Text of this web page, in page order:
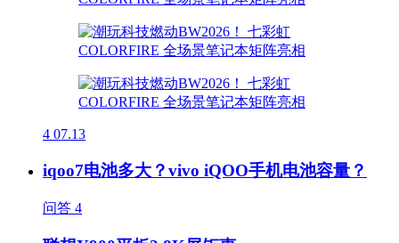
4 07.13
iqoo7电池多大？vivo iQOO手机电池容量？
问答 4